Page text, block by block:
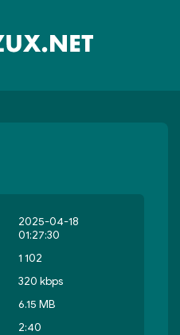
2025-04-18
01:27:30
1 102
320 kbps
6.15 MB
2:40